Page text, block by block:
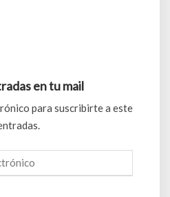
en tu mail
para suscribirte a este